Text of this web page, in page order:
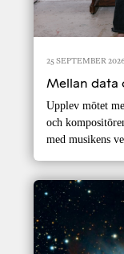
25 SEPTEMBER 2026
Mellan data
Upplev mötet
och
med musikens